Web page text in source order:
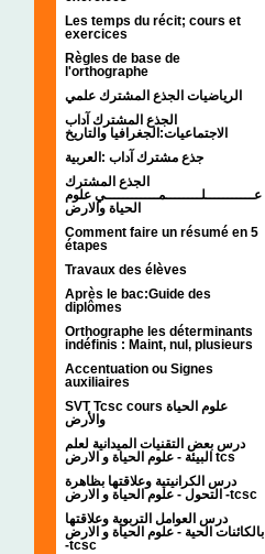
Les temps du récit; cours et
exercices
Règles de base de
l'orthographe
الرياضيات الجذع المشترك علمي
الجذع المشترك آداب
الاجتماعيات:الجغرافيا والتاريخ
جذع مشترك آداب :العربية
الجذع المشترك
عـــــــــــلــــــــمــــــــــــي علوم
الحياة والارض
Comment faire un résumé en 5
étapes
Travaux des élèves
Après le bac:Guide des
diplômes
Orthographe les déterminants
indéfinis : Maint, nul, plusieurs
Accentuation ou Signes
auxiliaires
SVT Tcsc cours علوم الحياة
والأرض
درس بعض التقنيات الميدانية لعلم
البيئة - علوم الحياة و الارض tcs
درس الكرانيتية وعلاقتها بظاهرة
التحول - علوم الحياة و الارض -tcsc
درس العوامل التربوية وعلاقتها
بالكائنات الحية - علوم الحياة و الارض
-tcsc